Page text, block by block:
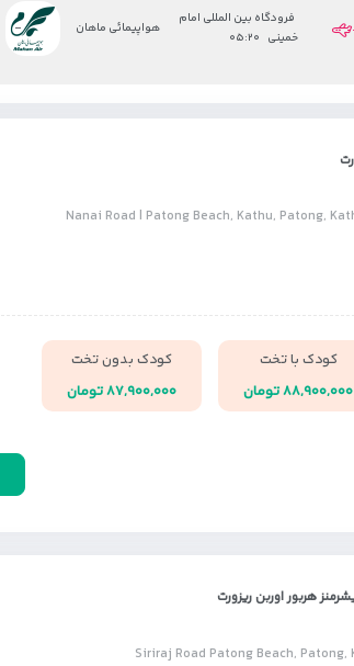
فرودگاه بین المللی امام
خمینی ۰۵:۲۰
هواپیمائی ماهان -
کودک با تخت
۸۸,۹۰۰,۰۰۰ تومان
کودک بدون تخت
۸۷,۹۰۰,۰۰۰ تومان